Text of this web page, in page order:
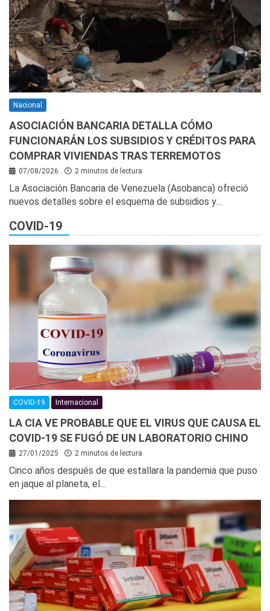
Nacional
ASOCIACIÓN BANCARIA DETALLA CÓMO
FUNCIONARÁN LOS SUBSIDIOS Y CRÉDITOS PARA
COMPRAR VIVIENDAS TRAS TERREMOTOS
07/08/2026 2 minutos de lectura
La Asociación Bancaria de Venezuela (Asobanca) ofreció
nuevos detalles sobre el esquema de subsidios y…
COVID-19
COVID-19 Internacional
LA CIA VE PROBABLE QUE EL VIRUS QUE CAUSA EL
COVID-19 SE FUGÓ DE UN LABORATORIO CHINO
27/01/2025 2 minutos de lectura
Cinco años después de que estallara la pandemia que puso
en jaque al planeta, el…